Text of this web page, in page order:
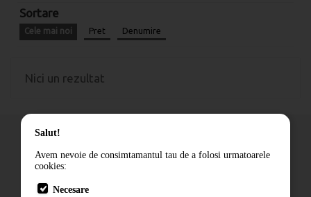
Sortare
Cele mai noi Pret Denumire
Nici un rezultat
Cum comand
Livrare
Salut!
Avem nevoie de consimtamantul tau de a folosi urmatoarele
cookies:
Necesare